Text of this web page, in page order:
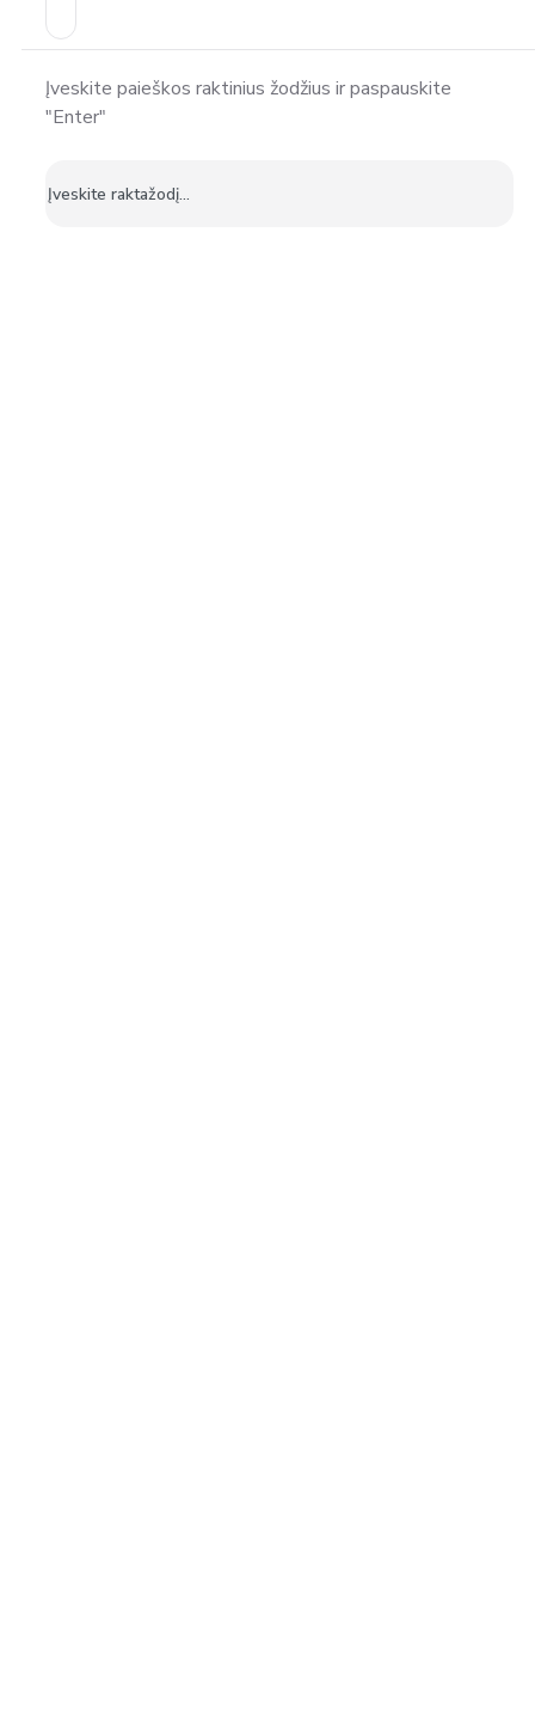
Įveskite paieškos raktinius žodžius ir paspauskite
"Enter"